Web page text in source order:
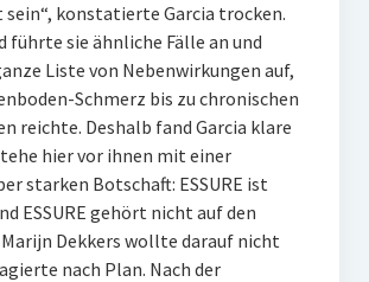
konstatierte Garcia trocken.
führte sie ähnliche Fälle an und
Liste von Nebenwirkungen auf,
Schmerz bis zu chronischen
reichte. Deshalb fand Garcia klare
hier vor ihnen mit einer
starken Botschaft: ESSURE ist
ESSURE gehört nicht auf den
Marijn Dekkers wollte darauf nicht
nach Plan. Nach der